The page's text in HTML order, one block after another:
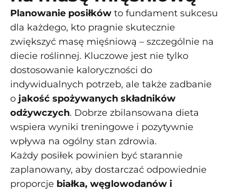
Planowanie posiłków to fundament sukcesu
dla każdego, kto pragnie skutecznie
zwiększyć masę mięśniową – szczególnie na
diecie roślinnej. Kluczowe jest nie tylko
dostosowanie kaloryczności do
indywidualnych potrzeb, ale także zadbanie
o jakość spożywanych składników
odżywczych. Dobrze zbilansowana dieta
wspiera wyniki treningowe i pozytywnie
wpływa na ogólny stan zdrowia.
Każdy posiłek powinien być starannie
zaplanowany, aby dostarczać odpowiednie
proporcje białka, węglowodanów i